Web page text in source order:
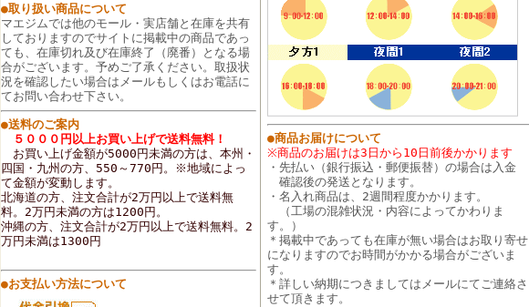
●取り扱い商品について
マエジムでは他のモール・実店舗と在庫を共有
しておりますのでサイトに掲載中の商品であっ
ても、在庫切れ及び在庫終了（廃番）となる場
合がございます。予めご了承ください。取扱状
況を確認したい場合はメールもしくはお電話に
てお問い合わせ下さい。
●送料のご案内
５０００円以上お買い上げで送料無料！
お買い上げ金額が5000円未満の方は、 本州・
四国・九州の方、 550～770円 。
※地域によっ
て金額が変動します。
北海道の方、注文合計が2万円以上で送料無
料。2万円未満の方は1200円。
沖縄の方、注文合計が2万円以上で送料無料。2
万円未満は1300円
●商品お届けについて
※商品のお届けは3日から10日前後かかります
・先払い（銀行振込・郵便振替）の場合は入金
確認後の発送となります。
・名入れ商品は、2週間程度かかります。
（工場の混雑状況・内容によってかわりま
す。）
＊掲載中であっても在庫が無い場合はお取り寄せ
になりますのでお時間がかかる場合がございま
す。
＊詳しい納期につきましてはメールにてご連絡さ
せて頂きます。
●お支払い方法について